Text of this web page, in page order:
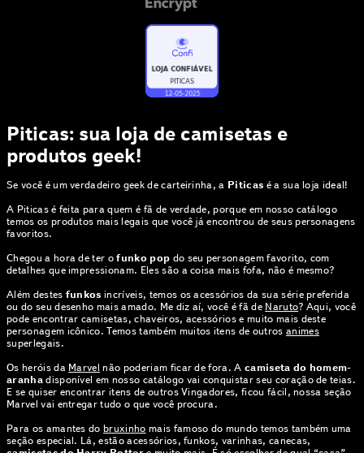
Piticas: sua loja de camisetas e
produtos geek!
Se você é um verdadeiro geek de carteirinha, a Piticas é a sua loja ideal!
A Piticas é feita para quem é fã de verdade, porque em nosso catálogo
temos os produtos mais legais que você já encontrou de seus personagens
favoritos.
Chegou a hora de ter ofunko pop do seu personagem favorito, com
detalhes que impressionam. Eles são a coisa mais fofa, não é mesmo?
Além destes funkos incríveis, temos os acessórios da sua série preferida
ou do seu desenho mais amado. Me diz aí, você é fã de Naruto? Aqui, você
pode encontrar camisetas, chaveiros, acessórios e muito mais deste
personagem icônico. Temos também muitos itens de outros animes
superlegais.
Os heróis da Marvel não poderiam ficar de fora. Acamiseta do homem-
aranhadisponível em nosso catálogo vai conquistar seu coração de teias.
E se quiser encontrar itens de outros Vingadores, ficou fácil, nossa seção
Marvel vai entregar tudo o que você procura.
Para os amantes dobruxinho mais famoso do mundo temos também uma
seção especial. Lá, estão acessórios, funkos, varinhas, canecas,